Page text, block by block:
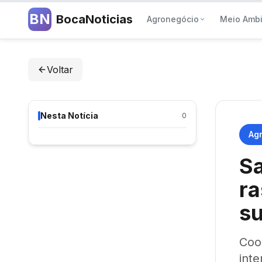
BN BocaNoticias Agronegócio Meio
Voltar
Nesta Notícia 0